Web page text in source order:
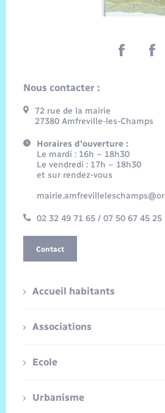
Nous contacter :
72 rue de la mairie
27380 Amfreville-les-Champs
Horaires d'ouverture :
Le mardi : 16h – 18h30
Le vendredi : 17h – 18h30
et sur rendez-vous
02 32 49 71 65 / 07 50 67 45 25
Contact
Accueil habitants
Associations
Ecole
Urbanisme